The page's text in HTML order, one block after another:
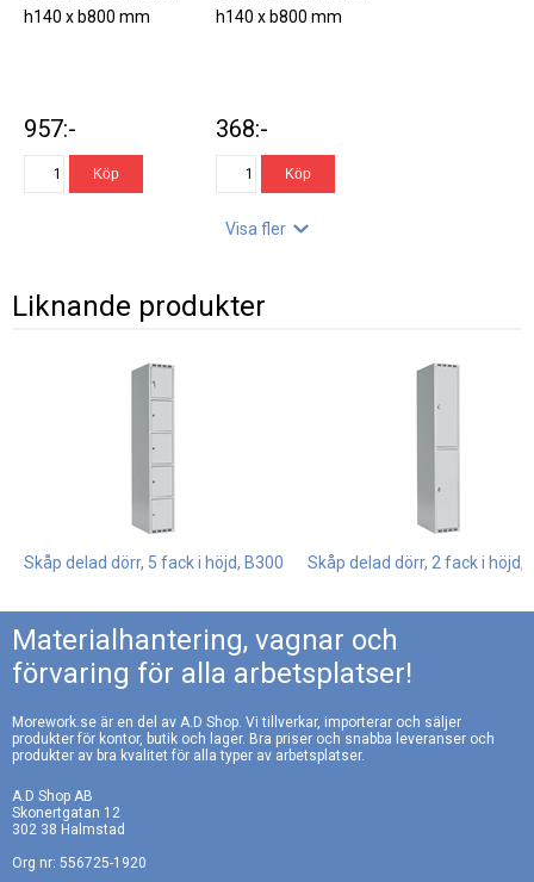
h140 x b800 mm
957:-
h140 x b800 mm
368:-
Leveranstid: ca 4 veckor
Fastmonterad, h390 x
Hög benram
Med justerskruv, h390
x b800 mm
Skohylla för
Visa fler
Liknande produkter
Skåp delad dörr, 5 fack i höjd, B300 Skåp delad dörr, 2 fack i höjd,
Materialhantering, vagnar och
förvaring för alla arbetsplatser!
Morework.se är en del av A.D Shop. Vi tillverkar, importerar och säljer
produkter för kontor, butik och lager. Bra priser och snabba leveranser och
produkter av bra kvalitet för alla typer av arbetsplatser.
A.D Shop AB
Skonertgatan 12
302 38 Halmstad
Org nr: 556725-1920